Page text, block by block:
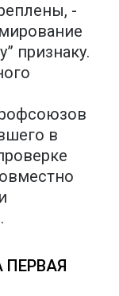
-
признаку.
в